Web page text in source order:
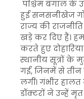
पश्चिम बंगाल के
हुई सनसनीखेज
राज्य की
खड़े कर दिए हैं।
करते हुए
स्थानीय सूत्रों के
गईं, जिनमें से तीन
लगीं। गंभीर
डॉक्टरों ने उन्हें